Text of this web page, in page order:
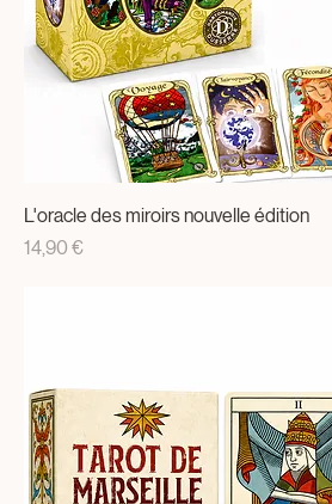
L'oracle des miroirs nouvelle édition